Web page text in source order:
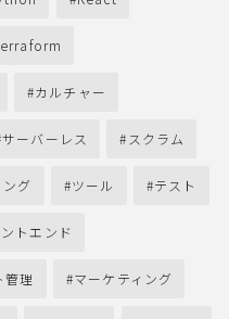
カルチャー
サーバーレス スクラム
グ ツール テスト
トエンド
管理 マーケティング